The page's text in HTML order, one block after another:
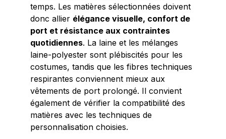
temps. Les matières sélectionnées doivent
donc allier élégance visuelle, confort de
port et résistance aux contraintes
quotidiennes. La laine et les mélanges
laine-polyester sont plébiscités pour les
costumes, tandis que les fibres techniques
respirantes conviennent mieux aux
vêtements de port prolongé. Il convient
également de vérifier la compatibilité des
matières avec les techniques de
personnalisation choisies.